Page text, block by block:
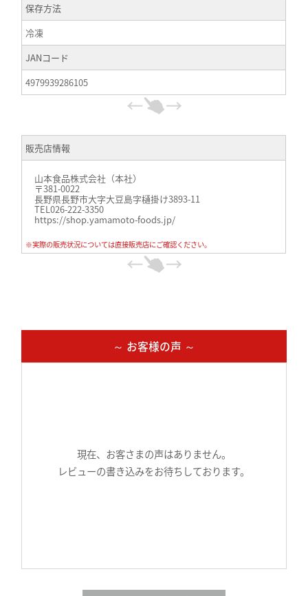
保存方法
冷凍
JANコード
4979939286105
販売店情報
山本食品株式会社（本社）
〒381-0022
長野県長野市大字大豆島字樋掛け3893-11
TEL026-222-3350
https://shop.yamamoto-foods.jp/
※実際の販売状況については直接販売店にご確認ください。
～ お客様の声 ～
現在、お客さまの声はありません。
レビューの書き込みをお待ちしております。